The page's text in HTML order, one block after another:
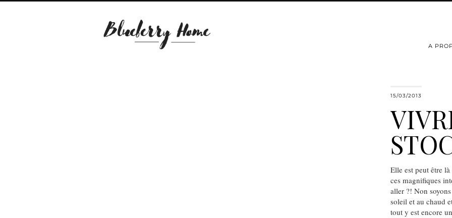
A
15/03/2013
Elle est peut être
ces magnifiques
aller ?! Non
soleil et au chaud
tout y est encore